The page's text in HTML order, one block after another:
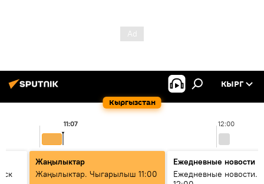
Кыргызстан
КЫРГ
12:00
11:07
Жаңылыктар
Жаңылыктар. Чыгарылыш 11:00
Ежедневные новости
Ежедневные новости.